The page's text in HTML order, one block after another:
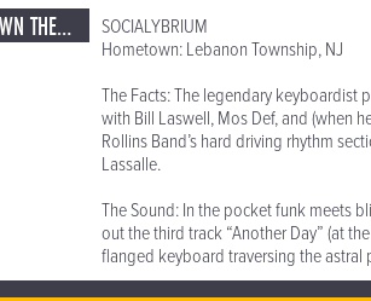
BERNIN DOWN THE HOUSE
SOCIALYBRIUM
Hometown: Lebanon Township, NJ
The Facts: The legendary keyboardist
with Bill Laswell, Mos Def, and (when
Rollins Band’s hard driving rhythm
Lassalle.
The Sound: In the pocket funk meets
out the third track “Another Day” (at
flanged keyboard traversing the astral